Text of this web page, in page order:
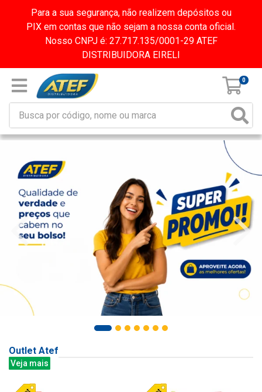
Para a sua segurança, não realizem depósitos ou
PIX em contas que não sejam a nossa conta oficial.
Nosso CNPJ é: 27.717.135/0001-29 ATEF
DISTRIBUIDORA EIRELI
0
Outlet Atef
Veja mais